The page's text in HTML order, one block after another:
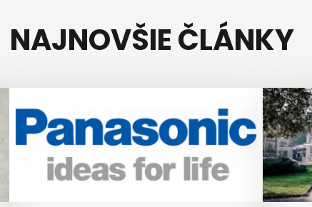
NAJNOVŠIE ČLÁNKY